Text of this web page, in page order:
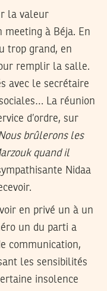
la valeur
meeting à Béja. En
trop grand, en
remplir la salle.
avec le secrétaire
La réunion
d’ordre, sur
brûlerons les
quand il
Nidaa
en privé un à un
un du parti a
communication,
les sensibilités
insolence